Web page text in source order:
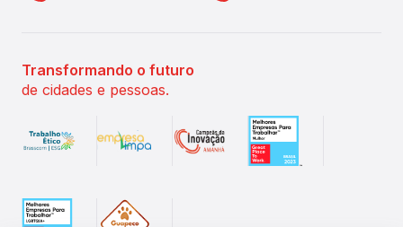
Transformando o futuro
de cidades e pessoas.